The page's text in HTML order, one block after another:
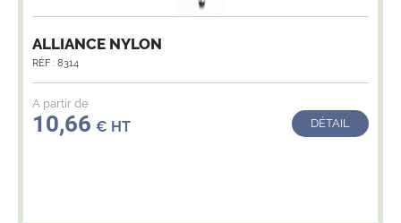
ALLIANCE NYLON
RÉF : 8314
A partir de
10,66 € HT DÉTAIL